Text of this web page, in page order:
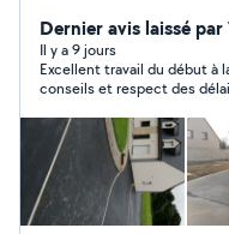
Dernier avis laissé
Il y a 9 jours
Excellent travail du début à
conseils et respect des
à lui avec plaisir.